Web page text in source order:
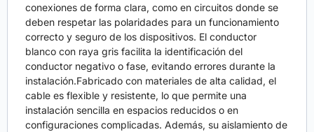
conexiones de forma clara, como en circuitos donde se
deben respetar las polaridades para un funcionamiento
correcto y seguro de los dispositivos. El conductor
blanco con raya gris facilita la identificación del
conductor negativo o fase, evitando errores durante la
instalación.Fabricado con materiales de alta calidad, el
cable es flexible y resistente, lo que permite una
instalación sencilla en espacios reducidos o en
configuraciones complicadas. Además, su aislamiento de